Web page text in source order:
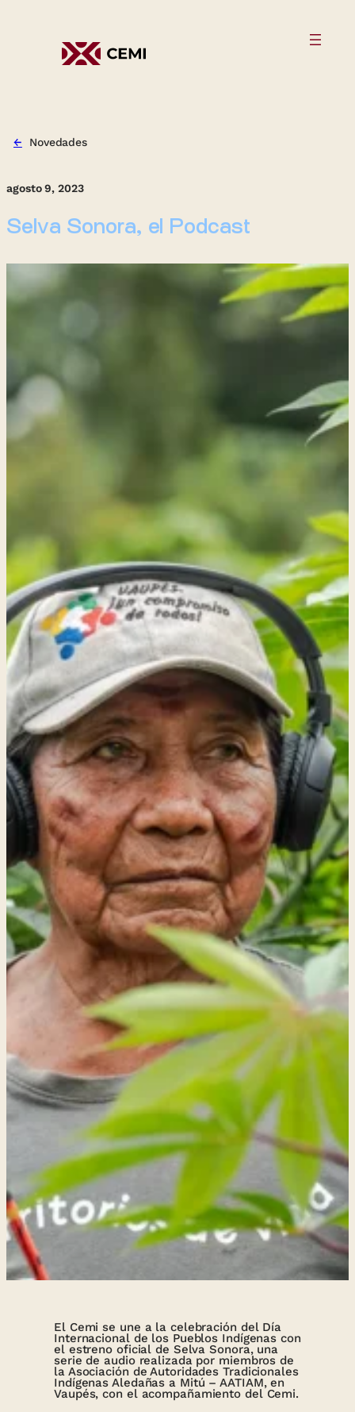
← Novedades
agosto 9, 2023
Selva Sonora, el Podcast
El Cemi se une a la celebración del Día
Internacional de los Pueblos Indígenas con
el estreno oficial de Selva Sonora, una
serie de audio realizada por miembros de
la Asociación de Autoridades Tradicionales
Indígenas Aledañas a Mitú – AATIAM, en
Vaupés, con el acompañamiento del Cemi.